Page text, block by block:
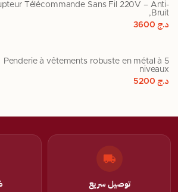
Télécommande Sans Fil 220V – Anti-
Bruit,
د.ج3600
Penderie à vêtements robuste en métal à 5
niveaux
د.ج5200
توصيل سريع